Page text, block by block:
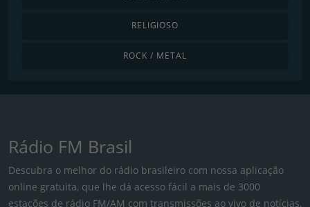
RELIGIOSO
ROCK / METAL
Rádio FM Brasil
Descubra o melhor do rádio brasileiro com nossa aplicação
online gratuita, que lhe dá acesso fácil a mais de 3000
estações de rádio FM/AM com transmissões ao vivo de notícias,